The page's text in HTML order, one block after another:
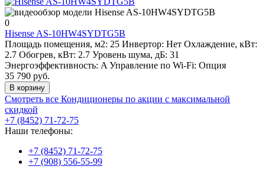
0
Hisense AS-10HW4SYDTG5B
Площадь помещения, м2: 25 Инвертор: Нет Охлаждение, кВт:
2.7 Обогрев, кВт: 2.7 Уровень шума, дБ: 31
Энергоэффективность: A Управление по Wi-Fi: Опция
35 790 руб.
В корзину
Смотреть все Кондиционеры по акции с максимальной
скидкой
+7 (8452) 71-72-75
Наши телефоны:
+7 (8452) 71-72-75
+7 (908) 556-55-99